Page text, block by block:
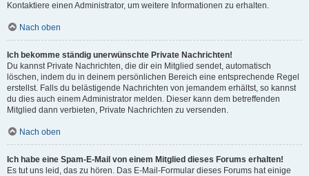
Kontaktiere einen Administrator, um weitere Informationen zu erhalten.
Nach oben
Ich bekomme ständig unerwünschte Private Nachrichten!
Du kannst Private Nachrichten, die dir ein Mitglied sendet, automatisch
löschen, indem du in deinem persönlichen Bereich eine entsprechende Regel
erstellst. Falls du belästigende Nachrichten von jemandem erhältst, so kannst
du dies auch einem Administrator melden. Dieser kann dem betreffenden
Mitglied dann verbieten, Private Nachrichten zu versenden.
Nach oben
Ich habe eine Spam-E-Mail von einem Mitglied dieses Forums erhalten!
Es tut uns leid, das zu hören. Das E-Mail-Formular dieses Forums hat einige